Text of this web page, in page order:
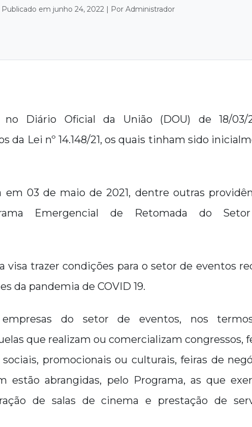
Publicado em junho 24, 2022 | Por Administrador
no Diário Oficial da União (DOU) de 18/03/
da Lei nº 14.148/21, os quais tinham sido
em 03 de maio de 2021, dentre outras
Emergencial de Retomada do
visa trazer condições para o setor de eventos
da pandemia de COVID 19.
empresas do setor de eventos, nos
que realizam ou comercializam congressos,
promocionais ou culturais, feiras de
estão abrangidas, pelo Programa, as que
de salas de cinema e prestação de